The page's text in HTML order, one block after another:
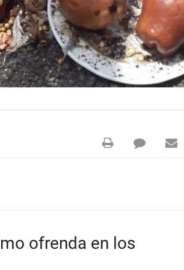
ofrenda en los